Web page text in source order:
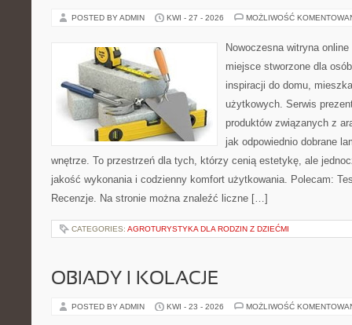
POSTED BY ADMIN KWI - 27 - 2026 MOŻLIWOŚĆ
Nowoczesna witryna
miejsce stworzone dla
inspiracji do domu,
użytkowych. Serwis
produktów związanych z
jak odpowiednio dobrane
wnętrze. To przestrzeń dla tych, którzy cenią estetykę, ale
jakość wykonania i codzienny komfort użytkowania. Polecam:
Recenzje. Na stronie można znaleźć liczne […]
CATEGORIES: AGROTURYSTYKA DLA RODZIN Z DZIEĆMI
OBIADY I KOLACJE
POSTED BY ADMIN KWI - 23 - 2026 MOŻLIWOŚĆ